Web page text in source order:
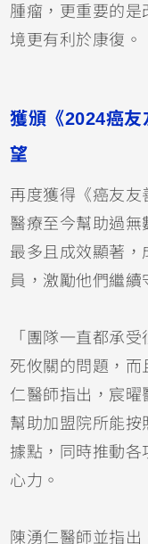
腫瘤，更重要的是
境更有利於康復。
獲頒《2024癌
望
再度獲得《癌友友
醫療至今幫助過無
最多且成效顯著，
員，激勵他們繼續
「團隊一直都承
死攸關的問題，而
仁醫師指出，宸曜
幫助加盟院所能按
據點，同時推動各
心力。
陳湧仁醫師並指